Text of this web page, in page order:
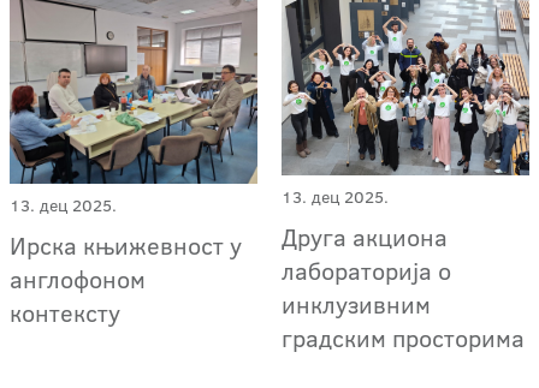
13. дец 2025.
Ирска књижевност у
англофоном
контексту
13. дец 2025.
Друга акциона
лабораторија о
инклузивним
градским просторима